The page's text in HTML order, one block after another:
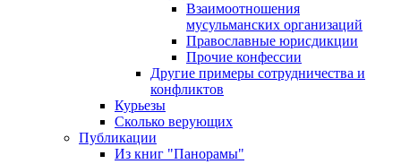
Взаимоотношения
мусульманских организаций
Православные юрисдикции
Прочие конфессии
Другие примеры сотрудничества и
конфликтов
Курьезы
Сколько верующих
Публикации
Из книг "Панорамы"